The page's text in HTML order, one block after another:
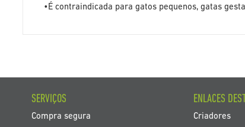
•É contraindicada para gatos pequenos, gatas
SERVIÇOS
Compra segura
ENLACES
Criadores